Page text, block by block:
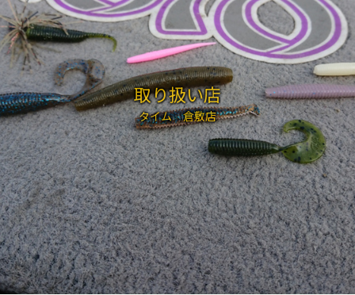
ナ
シ
ョ
ナ
ル
株
式
会
社
取り扱い店
タイム 倉敷店